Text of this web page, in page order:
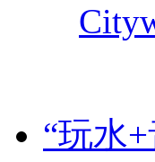
“玩水